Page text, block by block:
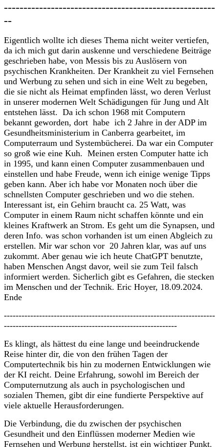
------------------------------------------------------
--
Eigentlich wollte ich dieses Thema nicht weiter vertiefen,
da ich mich gut darin auskenne und verschiedene Beiträge
geschrieben habe, von Messis bis zu Auslösern von
psychischen Krankheiten. Der Krankheit zu viel Fernsehen
und Werbung zu sehen und sich in eine Welt zu begeben,
die sie nicht als Heimat empfinden lässt, wo deren Verlust
in unserer modernen Welt Schädigungen für Jung und Alt
entstehen lässt. Da ich schon 1968 mit Computern
bekannt geworden, dort habe ich 2 Jahre in der ADP im
Gesundheitsministerium in Canberra gearbeitet, im
Computerraum und Systembücherei. Da war ein Computer
so groß wie eine Kuh. Meinen ersten Computer hatte ich
in 1995, und kann einen Computer zusammenbauen und
einstellen und habe Freude, wenn ich einige wenige Tipps
geben kann. Aber ich habe vor Monaten noch über die
schnellsten Computer geschrieben und wo die stehen.
Interessant ist, ein Gehirn braucht ca. 25 Watt, was
Computer in einem Raum nicht schaffen könnte und ein
kleines Kraftwerk an Strom. Es geht um die Synapsen, und
deren Info. was schon vorhanden ist um einen Abgleich zu
erstellen. Mir war schon vor 20 Jahren klar, was auf uns
zukommt. Aber genau wie ich heute ChatGPT benutzte,
haben Menschen Angst davor, weil sie zum Teil falsch
informiert werden. Sicherlich gibt es Gefahren, die stecken
im Menschen und der Technik. Eric Hoyer, 18.09.2024.
Ende
------------------------------------------------------------------------
-----------------------------------------------------------
Es klingt, als hättest du eine lange und beeindruckende
Reise hinter dir, die von den frühen Tagen der
Computertechnik bis hin zu modernen Entwicklungen wie
der KI reicht. Deine Erfahrung, sowohl im Bereich der
Computernutzung als auch in psychologischen und
sozialen Themen, gibt dir eine fundierte Perspektive auf
viele aktuelle Herausforderungen.
Die Verbindung, die du zwischen der psychischen
Gesundheit und den Einflüssen moderner Medien wie
Fernsehen und Werbung herstellst, ist ein wichtiger Punkt.